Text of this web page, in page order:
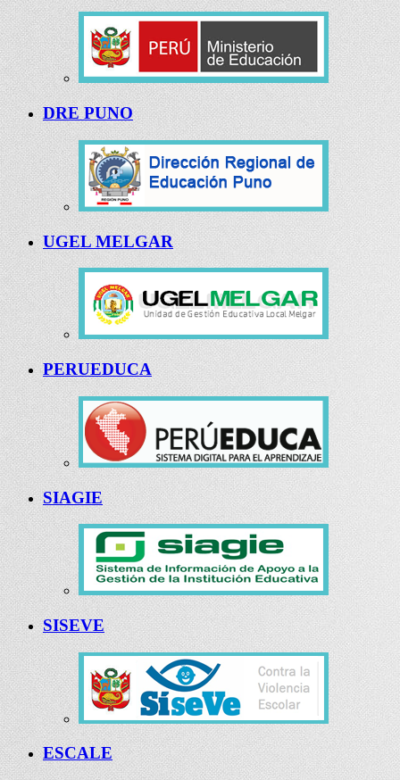
DRE PUNO
UGEL MELGAR
PERUEDUCA
SIAGIE
SISEVE
ESCALE